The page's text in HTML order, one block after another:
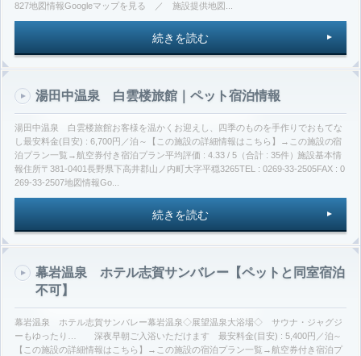
827地図情報Googleマップを見る ／ 施設提供地図...
続きを読む
湯田中温泉 白雲楼旅館｜ペット宿泊情報
湯田中温泉 白雲楼旅館お客様を温かくお迎えし、四季のものを手作りでおもてな
し最安料金(目安) : 6,700円／泊～【この施設の詳細情報はこちら】→この施設の宿
泊プラン一覧→航空券付き宿泊プラン平均評価 : 4.33 / 5（合計 : 35件）施設基本情
報住所〒381-0401長野県下高井郡山ノ内町大字平穏3265TEL : 0269-33-2505FAX : 0
269-33-2507地図情報Go...
続きを読む
幕岩温泉 ホテル志賀サンバレー【ペットと同室宿泊
不可】
幕岩温泉 ホテル志賀サンバレー幕岩温泉◇展望温泉大浴場◇ サウナ・ジャグジ
ーもゆったり… 深夜早朝ご入浴いただけます 最安料金(目安) : 5,400円／泊～
【この施設の詳細情報はこちら】→この施設の宿泊プラン一覧→航空券付き宿泊プ